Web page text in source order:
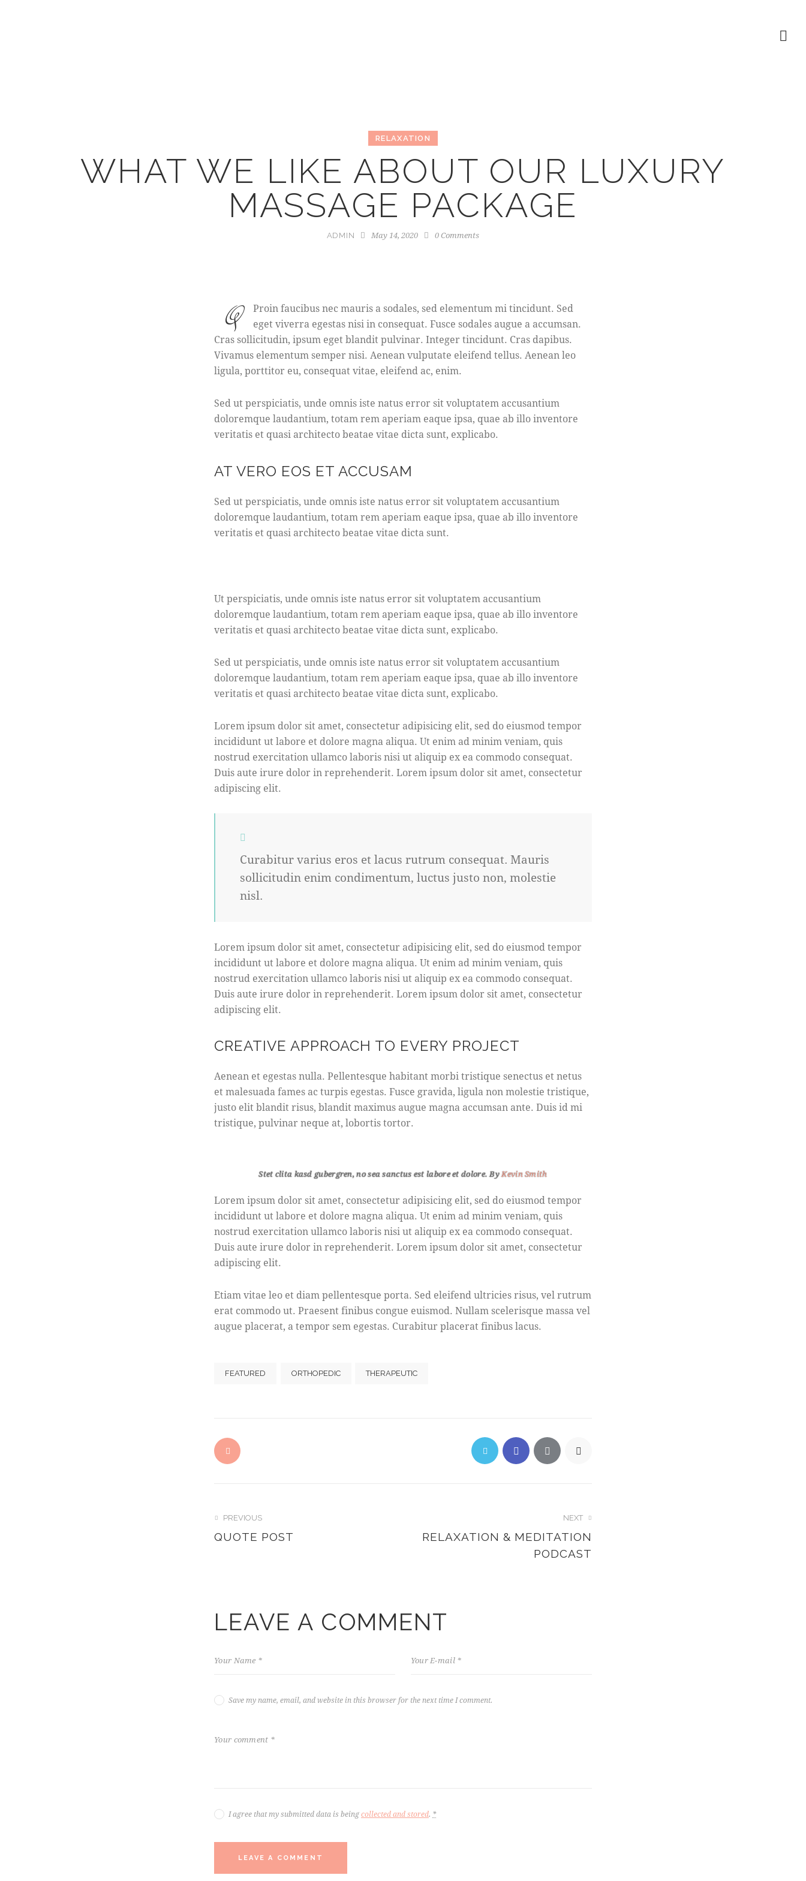
RELAXATION
WHAT WE LIKE ABOUT OUR LUXURY
MASSAGE PACKAGE
ADMIN May 14, 2020 0 Comments
Q
Proin faucibus nec mauris a sodales, sed elementum mi tincidunt. Sed
eget viverra egestas nisi in consequat. Fusce sodales augue a accumsan.
Cras sollicitudin, ipsum eget blandit pulvinar. Integer tincidunt. Cras dapibus.
Vivamus elementum semper nisi. Aenean vulputate eleifend tellus. Aenean leo
ligula, porttitor eu, consequat vitae, eleifend ac, enim.
Sed ut perspiciatis, unde omnis iste natus error sit voluptatem accusantium
doloremque laudantium, totam rem aperiam eaque ipsa, quae ab illo inventore
veritatis et quasi architecto beatae vitae dicta sunt, explicabo.
AT VERO EOS ET ACCUSAM
Sed ut perspiciatis, unde omnis iste natus error sit voluptatem accusantium
doloremque laudantium, totam rem aperiam eaque ipsa, quae ab illo inventore
veritatis et quasi architecto beatae vitae dicta sunt.
Ut perspiciatis, unde omnis iste natus error sit voluptatem accusantium
doloremque laudantium, totam rem aperiam eaque ipsa, quae ab illo inventore
veritatis et quasi architecto beatae vitae dicta sunt, explicabo.
Sed ut perspiciatis, unde omnis iste natus error sit voluptatem accusantium
doloremque laudantium, totam rem aperiam eaque ipsa, quae ab illo inventore
veritatis et quasi architecto beatae vitae dicta sunt, explicabo.
Lorem ipsum dolor sit amet, consectetur adipisicing elit, sed do eiusmod tempor
incididunt ut labore et dolore magna aliqua. Ut enim ad minim veniam, quis
nostrud exercitation ullamco laboris nisi ut aliquip ex ea commodo consequat.
Duis aute irure dolor in reprehenderit. Lorem ipsum dolor sit amet, consectetur
adipiscing elit.
Curabitur varius eros et lacus rutrum consequat. Mauris
sollicitudin enim condimentum, luctus justo non, molestie
nisl.
Lorem ipsum dolor sit amet, consectetur adipisicing elit, sed do eiusmod tempor
incididunt ut labore et dolore magna aliqua. Ut enim ad minim veniam, quis
nostrud exercitation ullamco laboris nisi ut aliquip ex ea commodo consequat.
Duis aute irure dolor in reprehenderit. Lorem ipsum dolor sit amet, consectetur
adipiscing elit.
CREATIVE APPROACH TO EVERY PROJECT
Aenean et egestas nulla. Pellentesque habitant morbi tristique senectus et netus
et malesuada fames ac turpis egestas. Fusce gravida, ligula non molestie tristique,
justo elit blandit risus, blandit maximus augue magna accumsan ante. Duis id mi
tristique, pulvinar neque at, lobortis tortor.
Stet clita kasd gubergren, no sea sanctus est labore et dolore. ByKevin Smith
Lorem ipsum dolor sit amet, consectetur adipisicing elit, sed do eiusmod tempor
incididunt ut labore et dolore magna aliqua. Ut enim ad minim veniam, quis
nostrud exercitation ullamco laboris nisi ut aliquip ex ea commodo consequat.
Duis aute irure dolor in reprehenderit. Lorem ipsum dolor sit amet, consectetur
adipiscing elit.
Etiam vitae leo et diam pellentesque porta. Sed eleifend ultricies risus, vel rutrum
erat commodo ut. Praesent finibus congue euismod. Nullam scelerisque massa vel
augue placerat, a tempor sem egestas. Curabitur placerat finibus lacus.
FEATURED ORTHOPEDIC THERAPEUTIC
PREVIOUS
QUOTE POST
NEXT
RELAXATION & MEDITATION
PODCAST
LEAVE A COMMENT
Save my name, email, and website in this browser for the next time I comment.
I agree that my submitted data is beingcollected and stored. *